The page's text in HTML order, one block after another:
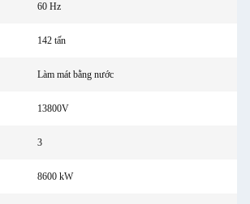
60 Hz
142 tấn
Làm mát bằng nước
13800V
3
8600 kW